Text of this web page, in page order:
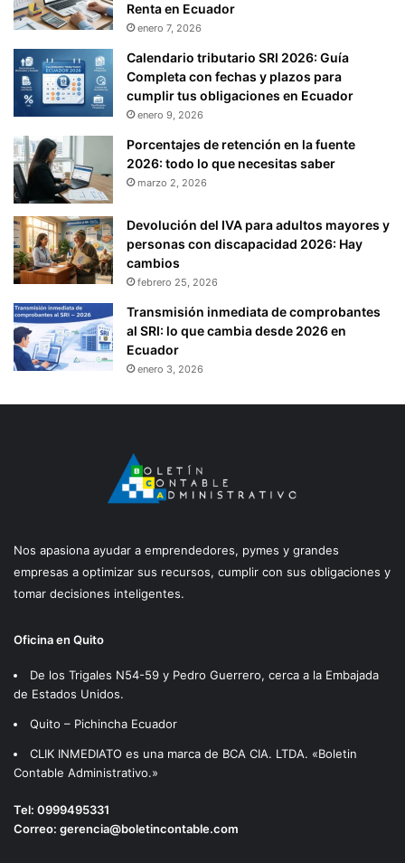
Renta en Ecuador
enero 7, 2026
Calendario tributario SRI 2026: Guía
Completa con fechas y plazos para
cumplir tus obligaciones en Ecuador
enero 9, 2026
Porcentajes de retención en la fuente
2026: todo lo que necesitas saber
marzo 2, 2026
Devolución del IVA para adultos mayores y
personas con discapacidad 2026: Hay
cambios
febrero 25, 2026
Transmisión inmediata de comprobantes
al SRI: lo que cambia desde 2026 en
Ecuador
enero 3, 2026
Nos apasiona ayudar a emprendedores, pymes y grandes
empresas a optimizar sus recursos, cumplir con sus obligaciones y
tomar decisiones inteligentes.
Oficina en Quito
De los Trigales N54-59 y Pedro Guerrero, cerca a la Embajada
de Estados Unidos.
Quito – Pichincha Ecuador
CLIK INMEDIATO es una marca de BCA CIA. LTDA. «Boletin
Contable Administrativo.»
Tel: 0999495331
Correo: gerencia@boletincontable.com